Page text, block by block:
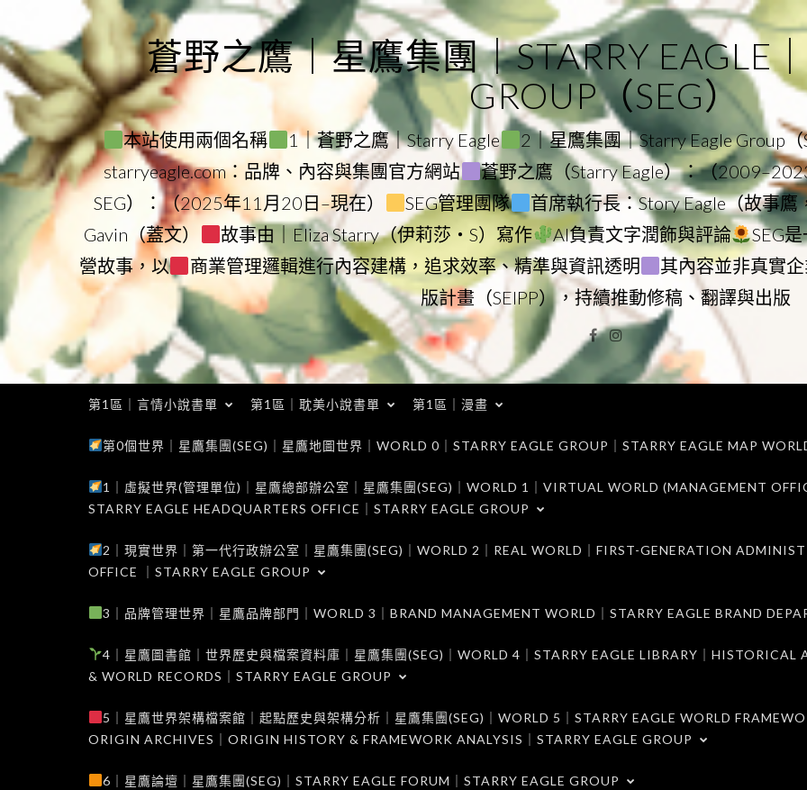
to
content
蒼野之鷹｜星鷹集團｜STARRY EAGLE
GROUP（SEG）
本站使用兩個名稱 1｜蒼野之鷹｜Starry Eagle 2｜星鷹集團｜Starry Eagle Group（
starryeagle.com：品牌、內容與集團官方網站
蒼野之鷹（Starry Eagle）：（
SEG）：（2025年11月20日–現在）
SEG管理團隊 首席執行長：Story Eagle（故事鷹
Gavin（蓋文）
故事由｜Eliza Starry（伊莉莎・S）寫作 AI負責文字潤飾與評論
SEG
營故事，以
商業管理邏輯進行內容建構，追求效率、精準與資訊透明 其內容並非真實
版計畫（SEIPP），持續推動修稿、翻譯與出版
Facebook
Instagram
第1區｜言情小說書單 第1區｜耽美小說書單 第1區｜漫畫
第0個世界｜星鷹集團(SEG)｜星鷹地圖世界｜WORLD 0｜STARRY EAGLE GROUP｜STARRY EAGLE MAP
1｜虛擬世界(管理單位)｜星鷹總部辦公室｜星鷹集團(SEG)｜WORLD 1｜VIRTUAL WORLD (MANAGEMENT
STARRY EAGLE HEADQUARTERS OFFICE｜STARRY EAGLE GROUP
2｜現實世界｜第一代行政辦公室｜星鷹集團(SEG)｜WORLD 2｜REAL WORLD｜FIRST-GENERATION
OFFICE ｜STARRY EAGLE GROUP
3｜品牌管理世界｜星鷹品牌部門｜WORLD 3｜BRAND MANAGEMENT WORLD｜STARRY EAGLE BRAND
4｜星鷹圖書館｜世界歷史與檔案資料庫｜星鷹集團(SEG)｜WORLD 4｜STARRY EAGLE LIBRARY｜HISTORICAL
& WORLD RECORDS｜STARRY EAGLE GROUP
5｜星鷹世界架構檔案館｜起點歷史與架構分析｜星鷹集團(SEG)｜WORLD 5｜STARRY EAGLE WORLD
ORIGIN ARCHIVES｜ORIGIN HISTORY & FRAMEWORK ANALYSIS｜STARRY EAGLE GROUP
6｜星鷹論壇｜星鷹集團(SEG)｜STARRY EAGLE FORUM｜STARRY EAGLE GROUP